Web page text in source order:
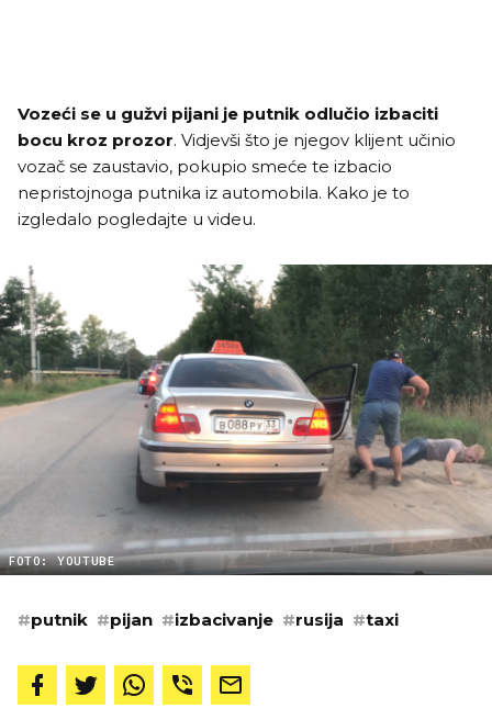
Vozeći se u gužvi pijani je putnik odlučio izbaciti
bocu kroz prozor. Vidjevši što je njegov klijent učinio
vozač se zaustavio, pokupio smeće te izbacio
nepristojnoga putnika iz automobila. Kako je to
izgledalo pogledajte u videu.
FOTO: YOUTUBE
#putnik #pijan #izbacivanje #rusija #taxi